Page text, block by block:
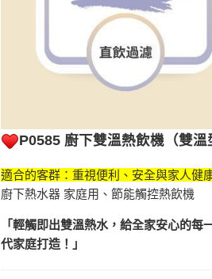
P0585 廚下雙溫熱飲機（雙溫
適合的客群：重視便利、安全與家人健
廚下熱水器 家庭用、節能觸控熱飲機
「輕觸即出雙溫熱水，給全家安心的
代家庭打造！」